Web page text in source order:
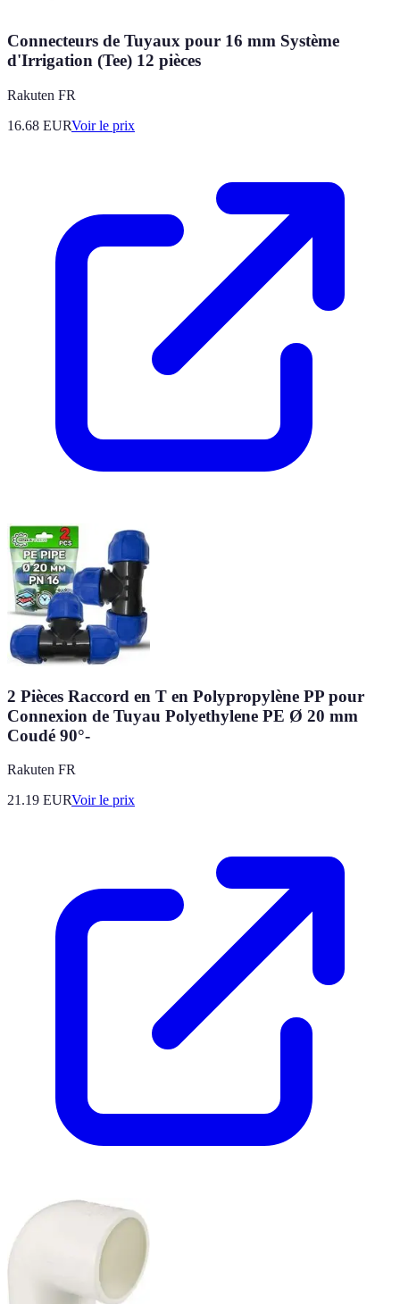
Connecteurs de Tuyaux pour 16 mm Système
d'Irrigation (Tee) 12 pièces
Rakuten FR
16.68 EURVoir le prix
2 Pièces Raccord en T en Polypropylène PP pour
Connexion de Tuyau Polyethylene PE Ø 20 mm
Coudé 90°-
Rakuten FR
21.19 EURVoir le prix